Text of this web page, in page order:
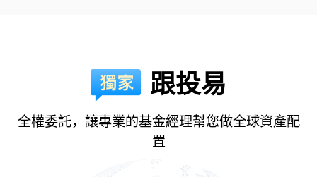
跟投易
全權委託，讓專業的基金經理幫您做全球資產配
置